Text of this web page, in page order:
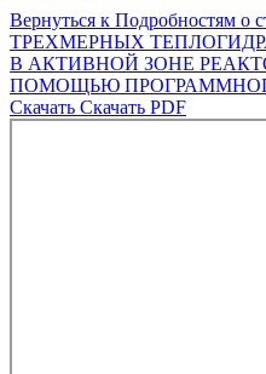
Вернуться к Подробностям о
ТРЕХМЕРНЫХ
В АКТИВНОЙ ЗОНЕ
ПОМОЩЬЮ
Скачать Скачать PDF